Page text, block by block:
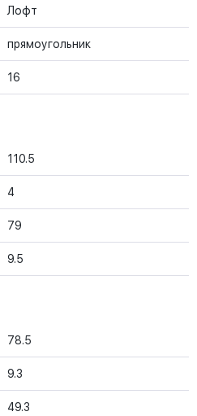
Лофт
прямоугольник
16
110.5
4
79
9.5
78.5
9.3
49.3